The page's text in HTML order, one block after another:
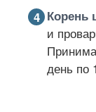
Корень
и
день по